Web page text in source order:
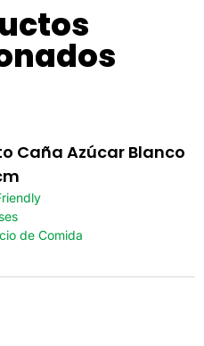
Caña Azúcar Blanco
de Comida